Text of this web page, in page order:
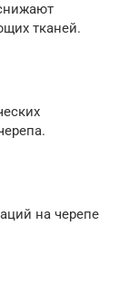
тканей.
на черепе